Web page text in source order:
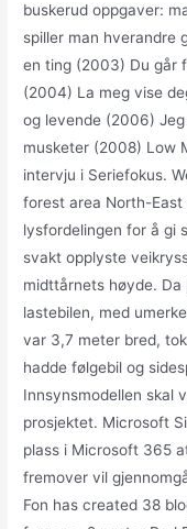
buskerud oppgaver:
spiller man hverandre
en ting (2003) Du går
(2004) La meg vise
og levende (2006)
musketer (2008) Low
intervju i Seriefokus.
forest area North-East
lysfordelingen for å gi
svakt opplyste
midttårnets høyde.
lastebilen, med
var 3,7 meter bred,
hadde følgebil og
Innsynsmodellen skal
prosjektet. Microsoft
plass i Microsoft 365
fremover vil
Fon has created 38